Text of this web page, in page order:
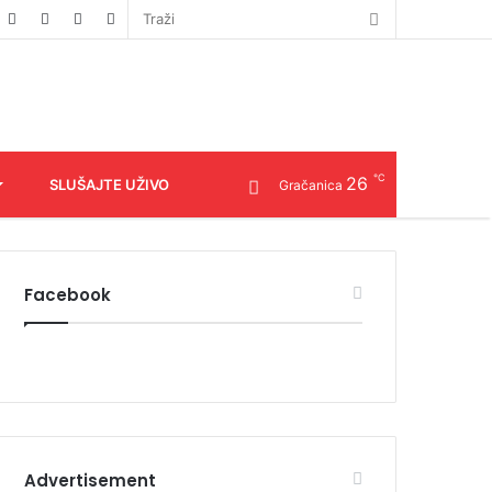
SLUŠAJTE UŽIVO Gračanica 26 ℃
Facebook
Advertisement